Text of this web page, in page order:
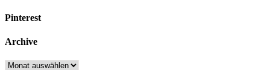
Pinterest
Archive
Archive